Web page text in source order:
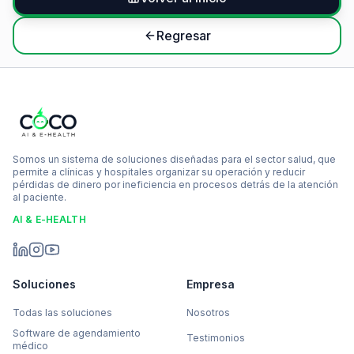
Regresar
Somos un sistema de soluciones diseñadas para el sector salud, que
permite a clínicas y hospitales organizar su operación y reducir
pérdidas de dinero por ineficiencia en procesos detrás de la atención
al paciente.
AI & E-HEALTH
Soluciones
Todas las soluciones
Software de agendamiento
médico
Empresa
Nosotros
Testimonios